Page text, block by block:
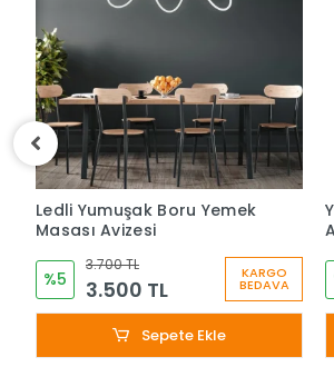
Ledli Yumuşak Boru Yemek
Masası Avizesi
%5
3.700 TL
3.500 TL
KARGO
BEDAVA
Sepete Ekle